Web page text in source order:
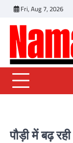
content
Fri, Aug 7, 2026
पौड़ी में बढ़